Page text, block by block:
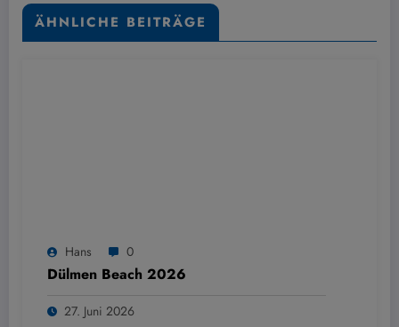
ÄHNLICHE BEITRÄGE
Hans 0
Dülmen Beach 2026
27. Juni 2026